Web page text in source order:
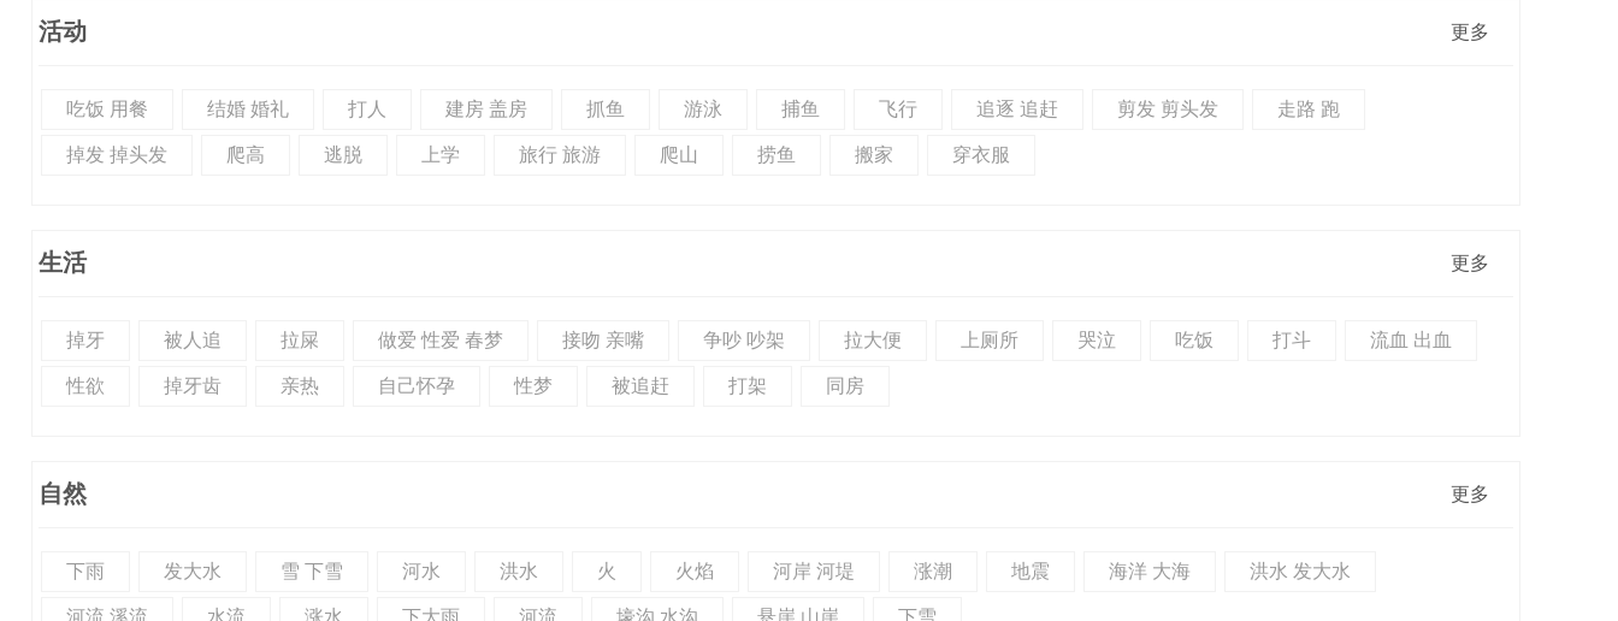
活动 更多
吃饭 用餐 结婚 婚礼 打人 建房 盖房 抓鱼 游泳 捕鱼 飞行 追逐 追赶 剪发 剪头发 走路 跑
掉发 掉头发 爬高 逃脱 上学 旅行 旅游 爬山 捞鱼 搬家 穿衣服
生活 更多
掉牙 被人追 拉屎 做爱 性爱 春梦 接吻 亲嘴 争吵 吵架 拉大便 上厕所 哭泣 吃饭 打斗 流血 出血
性欲 掉牙齿 亲热 自己怀孕 性梦 被追赶 打架 同房
自然 更多
下雨 发大水 雪 下雪 河水 洪水 火 火焰 河岸 河堤 涨潮 地震 海洋 大海 洪水 发大水
河流 溪流 水流 涨水 下大雨 河流 壕沟 水沟 悬崖 山崖 下雪